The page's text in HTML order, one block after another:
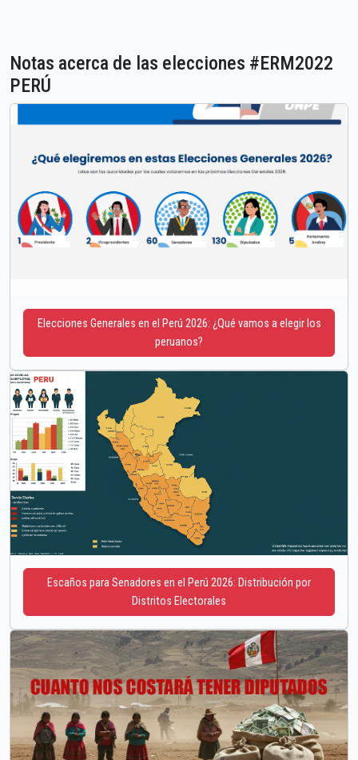
Notas acerca de las elecciones #ERM2022
PERÚ
Elecciones Generales en el Perú 2026: ¿Qué vamos a elegir los
peruanos?
Escaños para Senadores en el Perú 2026: Distribución por
Distritos Electorales